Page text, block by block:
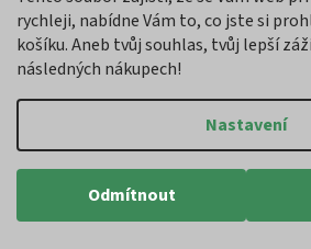
rychleji, nabídne Vám to, co jste si
košíku. Aneb tvůj souhlas, tvůj lepší
následných nákupech!
Nastavení
Odmítnout
Zajícova zahrádka Banán